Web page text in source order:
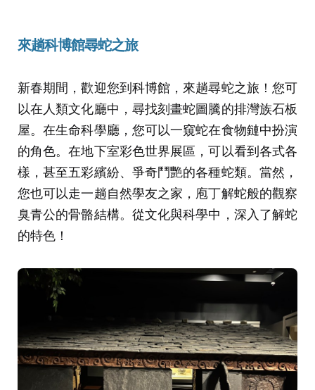
來趟科博館尋蛇之旅
新春期間，歡迎您到科博館，來趟尋蛇之旅！您可
以在人類文化廳中，尋找刻畫蛇圖騰的排灣族石板
屋。在生命科學廳，您可以一窺蛇在食物鏈中扮演
的角色。在地下室彩色世界展區，可以看到各式各
樣，甚至五彩繽紛、爭奇鬥艷的各種蛇類。當然，
您也可以走一趟自然學友之家，庖丁解蛇般的觀察
臭青公的骨骼結構。從文化與科學中，深入了解蛇
的特色！